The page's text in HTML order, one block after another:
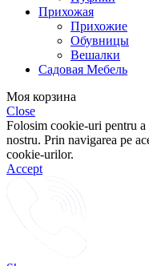
Прихожая
Прихожие
Обувницы
Вешалки
Садовая Мебель
Моя корзина
Close
Folosim cookie-uri pentru
nostru. Prin navigarea pe
cookie-urilor.
Accept